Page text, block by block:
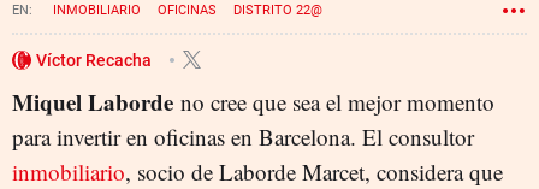
INMOBILIARIO OFICINAS DISTRITO 22@
Víctor Recacha
Miquel Laborde no cree que sea el mejor momento
para invertir en oficinas en Barcelona. El consultor
inmobiliario, socio de Laborde Marcet, considera que